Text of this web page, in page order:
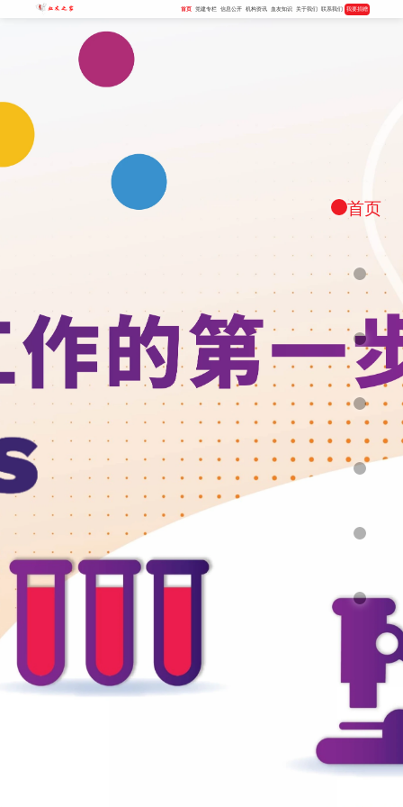
首页 党建专栏 信息公开 机构资讯 血友知识 关于我们 联系我们 我要捐赠
首页